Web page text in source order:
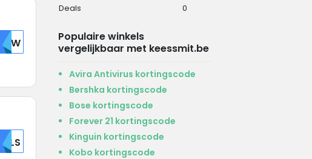
MZIW
QKLS
Deals
0
Populaire winkels
vergelijkbaar met keessmit.be
Avira Antivirus kortingscode
Bershka kortingscode
Bose kortingscode
Forever 21 kortingscode
Kinguin kortingscode
Kobo kortingscode